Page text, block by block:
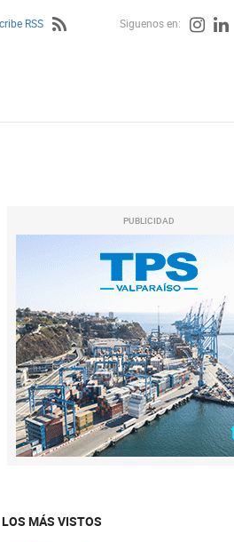
RSS Siguenos en:
PUBLICIDAD
LOS MÁS VISTOS